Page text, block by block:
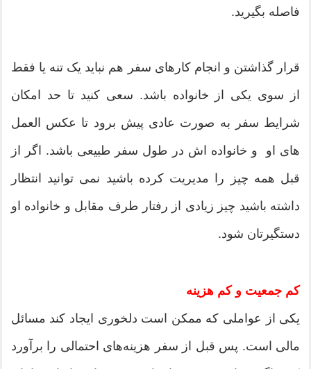
فاصله بگیرید.
قرار گذاشتن و انجام کارهای سفر هم نباید یک تنه یا فقط
از سوی یکی از خانواده باشد. سعی کنید تا حد امکان
شرایط سفر به صورت عادی پیش برود تا عکس العمل
های او و خانواده اش در طول سفر طبیعی باشد. اگر از
قبل همه چیز را مدیریت کرده باشید نمی توانید انتظار
داشته باشید چیز زیادی از رفتار طرف مقابل و خانواده او
دستگیرتان شود.
کم جمعیت و کم هزینه
یكی از عواملی كه ممكن است دلخوری ایجاد کند مسائل
مالی است. پس قبل از سفر هزینه‌های احتمالی را برآورد